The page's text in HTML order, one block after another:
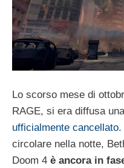
Lo scorso mese di
RAGE, si era diffusa
ufficialmente cancellato.
circolare nella notte,
Doom 4 è ancora in